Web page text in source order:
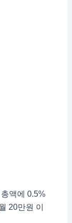
액에 0.5%
20만원 이